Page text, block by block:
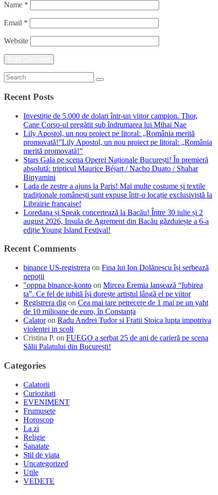
Name *
Email *
Website
Recent Posts
Investiție de 5.000 de dolari într-un viitor campion. Thor,
Cane Corso-ul pregătit sub îndrumarea lui Mihai Nae
Lily Apostol, un nou proiect pe litoral: „România merită
promovată!”Lily Apostol, un nou proiect pe litoral: „România
merită promovată!”
Stars Gala pe scena Operei Naționale București! În premieră
absolută: tripticul Maurice Béjart / Nacho Duato / Shahar
Binyamini
Lada de zestre a ajuns la Paris! Mai multe costume și textile
tradiționale românești sunt expuse într-o locație exclusivistă la
Librairie française!
Loredana și Speak concertează la Bacău! Între 30 iulie și 2
august 2026, Insula de Agrement din Bacău găzduiește a 6-a
ediție Young Island Festival!
Recent Comments
binance US-registrera on Fina lui Ion Dolănescu își serbează
nepoții
"oppna binance-konto on Mircea Eremia lansează “Iubirea
ta”. Ce fel de iubită își dorește artistul lângă el pe viitor
Registrera dig on Cea mai tare petrecere de 1 mai pe un yaht
de 10 milioane de euro, în Constanța
Calatoron Radu Andrei Tudor si Fratii Stoica lupta impotriva
violentei in scoli
Cristina P. on FUEGO a serbat 25 de ani de carieră pe scena
Sălii Palatului din București!
Categories
Calatorii
Curiozitati
EVENIMENT
Frumusete
Horoscop
La zi
Religie
Sanatate
Stil de viata
Uncategorized
Utile
VEDETE